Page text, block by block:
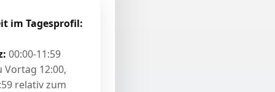
im Tagesprofil:
00:00-11:59
Vortag 12:00,
relativ zum